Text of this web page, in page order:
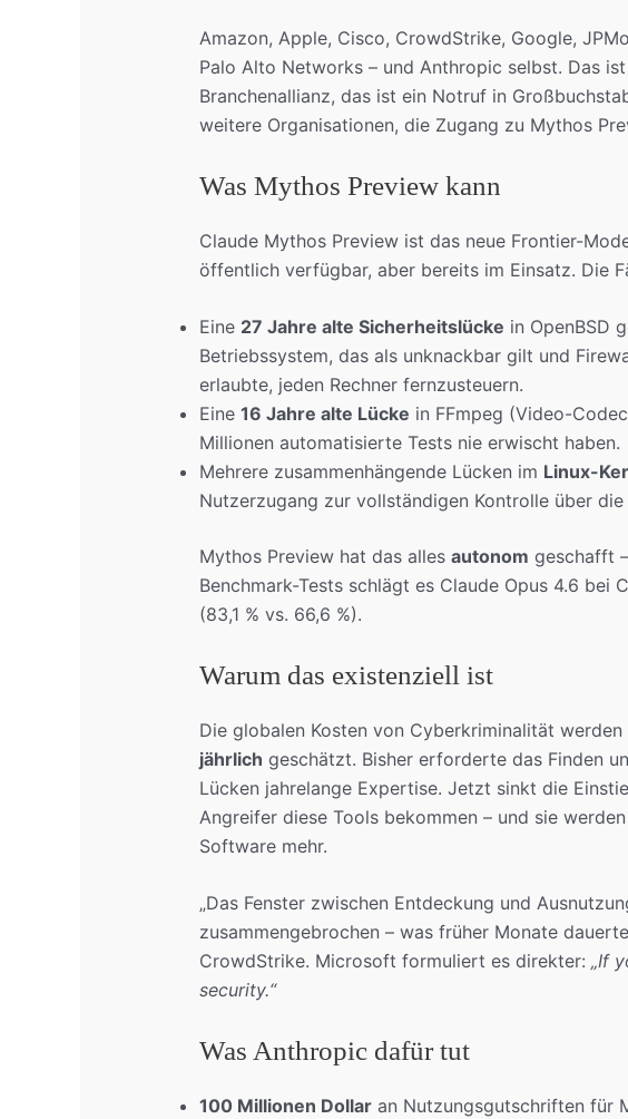
Amazon, Apple, Cisco, CrowdStrike, Google,
Palo Alto Networks – und Anthropic selbst. Das
Branchenallianz, das ist ein Notruf in
weitere Organisationen, die Zugang zu Mythos
Was Mythos Preview kann
Claude Mythos Preview ist das neue Frontier-
öffentlich verfügbar, aber bereits im Einsatz. Die
Eine 27 Jahre alte Sicherheitslücke in OpenBSD
Betriebssystem, das als unknackbar gilt und
erlaubte, jeden Rechner fernzusteuern.
Eine 16 Jahre alte Lücke in FFmpeg (Video-
Millionen automatisierte Tests nie erwischt haben.
Mehrere zusammenhängende Lücken im Linux-
Nutzerzugang zur vollständigen Kontrolle über
Mythos Preview hat das alles autonom geschafft
Benchmark-Tests schlägt es Claude Opus 4.6 bei
(83,1 % vs. 66,6 %).
Warum das existenziell ist
Die globalen Kosten von Cyberkriminalität
jährlich geschätzt. Bisher erforderte das Finden
Lücken jahrelange Expertise. Jetzt sinkt die
Angreifer diese Tools bekommen – und sie
Software mehr.
„Das Fenster zwischen Entdeckung und
zusammengebrochen – was früher Monate
CrowdStrike. Microsoft formuliert es direkter: „If
security.“
Was Anthropic dafür tut
100 Millionen Dollaran Nutzungsgutschriften für